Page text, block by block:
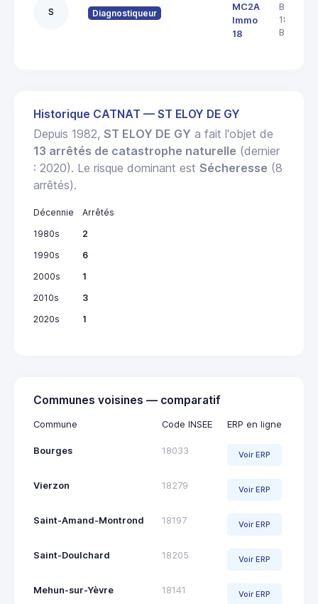
S Diagnostiqueur
MC2A
Immo
18
Barbès
18000
Historique CATNAT — ST ELOY DE GY
Depuis 1982, ST ELOY DE GY a fait l'objet de
13 arrêtés de catastrophe naturelle (dernier
: 2020). Le risque dominant est Sécheresse (8
arrêtés).
Décennie
Arrêtés
1980s
2
1990s
6
2000s
1
2010s
3
2020s
1
Communes voisines — comparatif
Commune Code INSEE ERP en ligne
Bourges 18033 Voir ERP
Vierzon 18279 Voir ERP
Saint-Amand-Montrond 18197 Voir ERP
Saint-Doulchard 18205 Voir ERP
Mehun-sur-Yèvre 18141 Voir ERP